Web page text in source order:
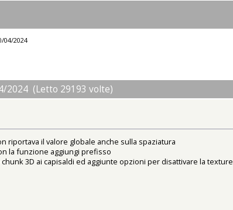
04/2024
2024 (Letto 29193 volte)
riportava il valore globale anche sulla spaziatura
la funzione aggiungi prefisso
3D ai capisaldi ed aggiunte opzioni per disattivare la